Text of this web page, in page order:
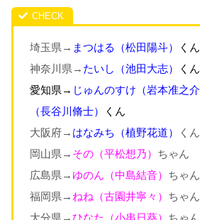
埼玉県→ まつはる（松田陽斗）
くん
神奈川県→ たいし（池田大志）
くん
愛知県→ じゅんのすけ（岩本准之介
（長谷川脩士）
くん
大阪府→ はなみち （植野花道）
くん
岡山県→ その（平松想乃） ちゃん
広島県→ ゆのん（中島結音） ちゃん
福岡県→ねね（古園井寧々） ちゃん